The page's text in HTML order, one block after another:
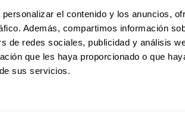
el contenido y los anuncios,
Además, compartimos información
de redes sociales, publicidad y análisis
que les haya proporcionado o que
sus servicios.